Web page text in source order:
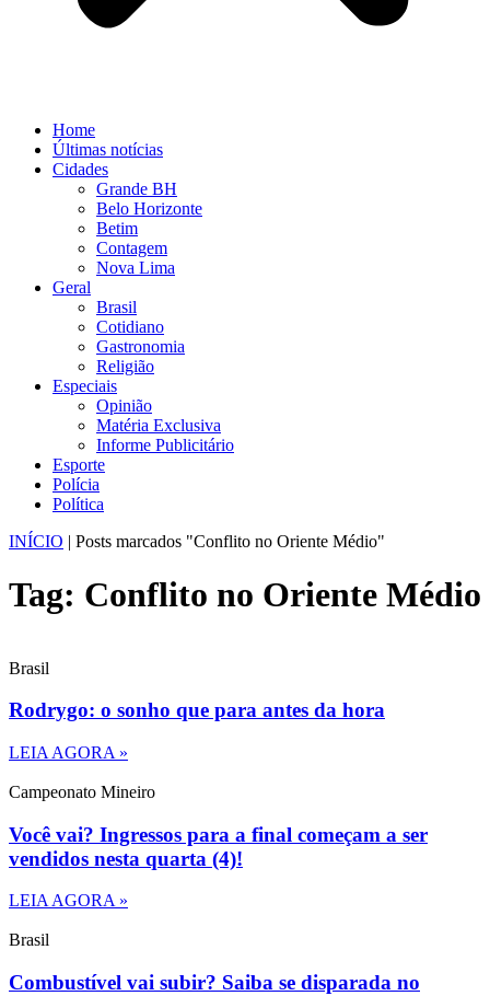
Home
Últimas notícias
Cidades
Grande BH
Belo Horizonte
Betim
Contagem
Nova Lima
Geral
Brasil
Cotidiano
Gastronomia
Religião
Especiais
Opinião
Matéria Exclusiva
Informe Publicitário
Esporte
Polícia
Política
INÍCIO | Posts marcados "Conflito no Oriente Médio"
Tag: Conflito no Oriente Médio
Brasil
Rodrygo: o sonho que para antes da hora
LEIA AGORA »
Campeonato Mineiro
Você vai? Ingressos para a final começam a ser
vendidos nesta quarta (4)!
LEIA AGORA »
Brasil
Combustível vai subir? Saiba se disparada no